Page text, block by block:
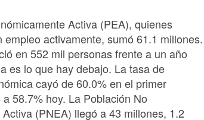
Activa (PEA), quienes
empleo activamente, sumó 61.1 millones.
en 552 mil personas frente a un año
es lo que hay debajo. La tasa de
cayó de 60.0% en el primer
58.7% hoy. La Población No
(PNEA) llegó a 43 millones, 1.2